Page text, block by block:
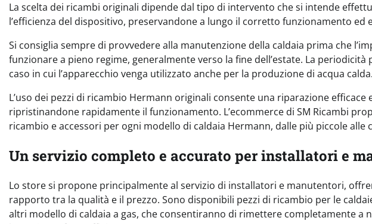
La scelta dei ricambi originali dipende dal tipo di intervento che si intende
l’efficienza del dispositivo, preservandone a lungo il corretto funzionamento ed
Si consiglia sempre di provvedere alla manutenzione della caldaia prima che
funzionare a pieno regime, generalmente verso la fine dell’estate. La
caso in cui l’apparecchio venga utilizzato anche per la produzione di acqua calda.
L’uso dei pezzi di ricambio Hermann originali consente una riparazione efficace
ripristinandone rapidamente il funzionamento. L’ecommerce di SM Ricambi
ricambio e accessori per ogni modello di caldaia Hermann, dalle più piccole alle
Un servizio completo e accurato per installatori e
Lo store si propone principalmente al servizio di installatori e manutentori,
rapporto tra la qualità e il prezzo. Sono disponibili pezzi di ricambio per le
altri modello di caldaia a gas, che consentiranno di rimettere completamente a